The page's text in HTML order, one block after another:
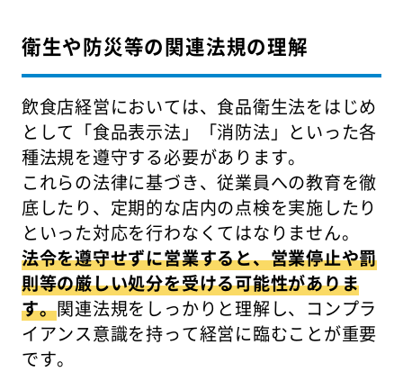
衛生や防災等の関連法規の理解
飲食店経営においては、食品衛生法をはじめ
として「食品表示法」「消防法」といった各
種法規を遵守する必要があります。
これらの法律に基づき、従業員への教育を徹
底したり、定期的な店内の点検を実施したり
といった対応を行わなくてはなりません。
法令を遵守せずに営業すると、営業停止や罰
則等の厳しい処分を受ける可能性がありま
す。関連法規をしっかりと理解し、コンプラ
イアンス意識を持って経営に臨むことが重要
です。